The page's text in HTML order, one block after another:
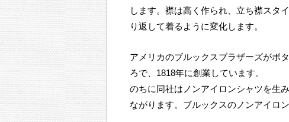
します。襟は高く作られ、立ち襟スタ
り返して着るように変化します。
アメリカのブルックスブラザーズがボ
ろで、1818年に創業しています。
のちに同社はノンアイロンシャツを生
ながります。ブルックスのノンアイロ